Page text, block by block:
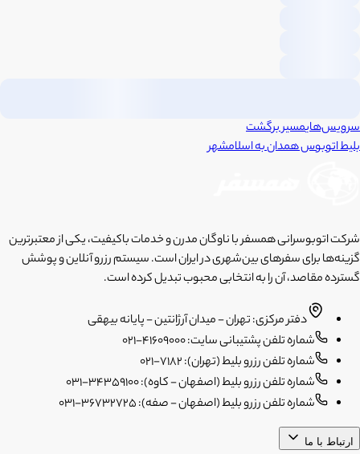
سرویس‌هایمسیر برگشت
بلیط اتوبوسهمدانبهاسلامشهر
شرکت اتوبوسرانی همسفر با ناوگان مدرن و خدمات باکیفیت، یکی از معتبرترین
گزینه‌ها برای سفرهای بین‌شهری در ایران است. سیستم رزرو آنلاین و پوشش
گسترده مقاصد، آن را به انتخابی محبوب تبدیل کرده است.
دفتر مرکزی: تهران - میدان آرژانتین - پایانه بیهقی
شماره تلفن پشتیبانی سایت: 41609000-021
شماره تلفن رزرو بلیط (تهران): 7182-021
شماره تلفن رزرو بلیط (اصفهان - کاوه): 34359100-031
شماره تلفن رزرو بلیط (اصفهان - صفه): 36732725-031
ارتباط با ما